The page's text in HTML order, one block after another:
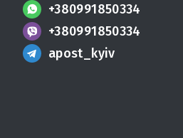
+380991850334
+380991850334
apost_kyiv